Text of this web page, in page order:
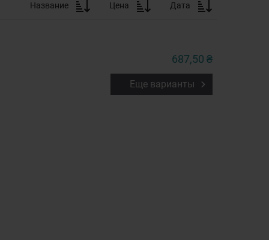
Название Цена Дата
687,50 ₴
Еще варианты